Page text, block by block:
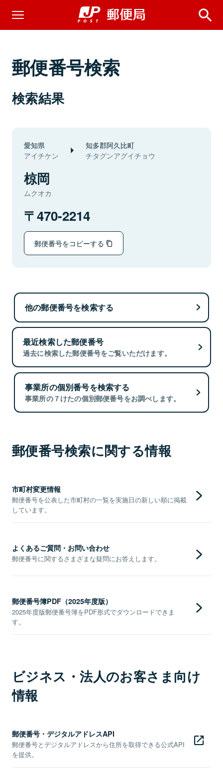
郵便番号検索
検索結果
愛知県
アイチケン
知多郡阿久比町
チタグンアグイチョウ
椋岡
ムクオカ
470-2214
郵便番号をコピーする
他の郵便番号を検索する
最近検索した郵便番号
過去に検索した郵便番号をご覧いただけます。
事業所の個別番号を検索する
事業所の７けたの個別郵便番号をお調べします。
郵便番号検索に関する情報
市町村変更情報
郵便番号を公表した市町村の一覧を実施日の新しい順に掲載
しています。
よくあるご質問・お問い合わせ
郵便番号に関するさまざまな疑問にお答えします。
郵便番号簿PDF（2025年度版）
2025年度版郵便番号簿をPDF形式でダウンロードできま
す。
ビジネス・法人のお客さま向け
情報
郵便番号・デジタルアドレスAPI
郵便番号とデジタルアドレスから住所を取得できる公式API
を提供。